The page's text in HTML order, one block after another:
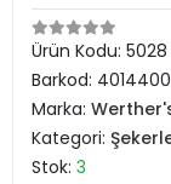
Ürün Kodu: 5028
Barkod:
Marka:
Kategori:
Stok: 3